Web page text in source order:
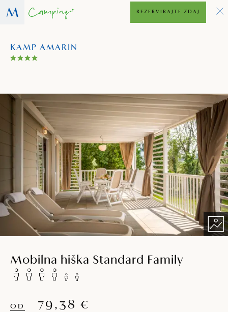
KAMP AMARIN
REZERVIRAJTE ZDAJ
Mobilna hiška Standard Family
OD 79,38 €